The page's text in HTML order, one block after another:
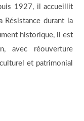
1927, il accueillit
Résistance durant la
historique, il est
avec réouverture
et patrimonial